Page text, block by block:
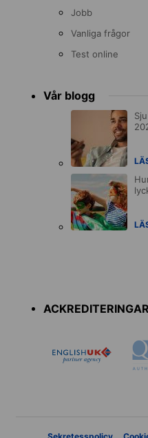
Jobb
Vanliga frågor
Test online
Vår blogg
ACKREDITERINGAR